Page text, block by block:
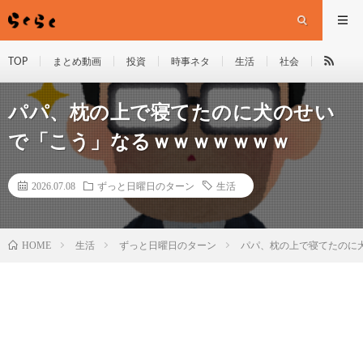
TOP まとめ動画 投資 時事ネタ 生活 社会
パパ、枕の上で寝てたのに犬のせい
で「こう」なるｗｗｗｗｗｗｗ
2026.07.08 ずっと日曜日のターン 生活
HOME 生活 ずっと日曜日のターン パパ、枕の上で寝てたのに